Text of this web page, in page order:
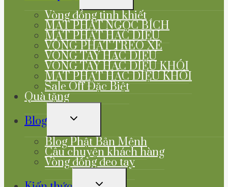
MENU
Vòng đồng tinh khiết
MẶT PHẬT NGỌC BÍCH
MẶT PHẬT HẮC DIỆU
VÒNG PHẬT TREO XE
VÒNG TAY HẮC DIỆU
VÒNG TAY HẮC DIỆU KHÓI
MẶT PHẬT HẮC DIỆU KHÓI
Sale Off Đặc Biệt
Quà tặng
Blog
TOGGLE
MENU
Blog Phật Bản Mệnh
Câu chuyện khách hàng
Vòng đồng đeo tay
TOGGLE